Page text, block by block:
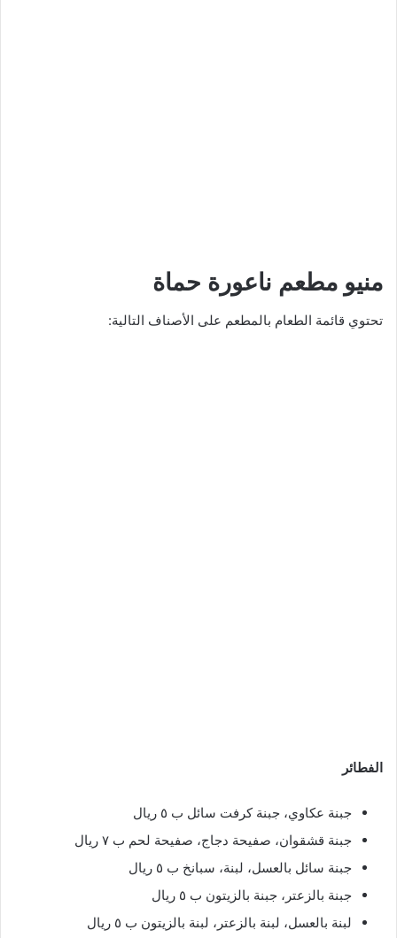
منيو مطعم ناعورة حماة
تحتوي قائمة الطعام بالمطعم على الأصناف التالية:
الفطائر
جبنة عكاوي، جبنة كرفت سائل ب ٥ ريال
جبنة قشقوان، صفيحة دجاج، صفيحة لحم ب ٧ ريال
جبنة سائل بالعسل، لبنة، سبانخ ب ٥ ريال
جبنة بالزعتر، جبنة بالزيتون ب ٥ ريال
لبنة بالعسل، لبنة بالزعتر، لبنة بالزيتون ب ٥ ريال